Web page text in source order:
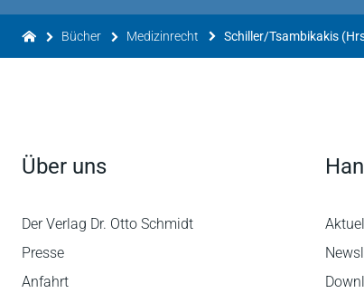
Bücher Medizinrecht Schiller/Tsambikakis
Über uns
Der Verlag Dr. Otto Schmidt
Presse
Anfahrt